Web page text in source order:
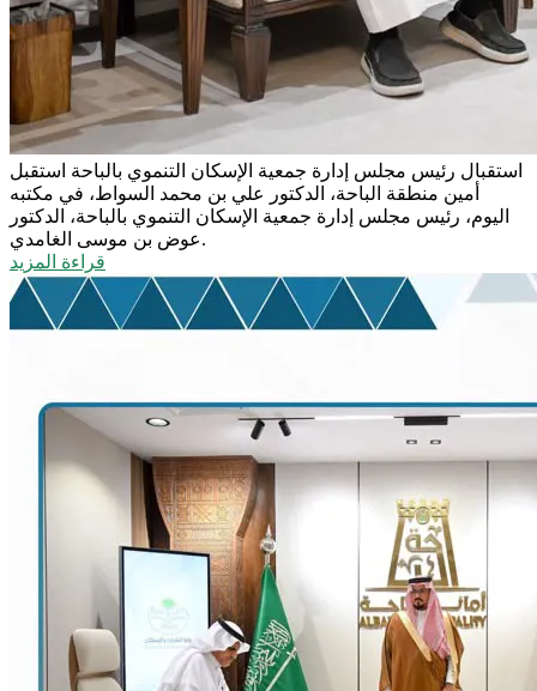
استقبال رئيس مجلس إدارة جمعية الإسكان التنموي بالباحة استقبل
أمين منطقة الباحة، الدكتور علي بن محمد السواط، في مكتبه
اليوم، رئيس مجلس إدارة جمعية الإسكان التنموي بالباحة، الدكتور
عوض بن موسى الغامدي.
قراءة المزيد